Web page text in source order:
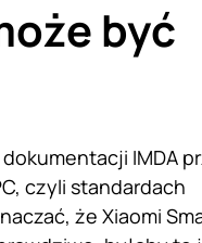
być
IMDA
czyli standardach
że Xiaomi